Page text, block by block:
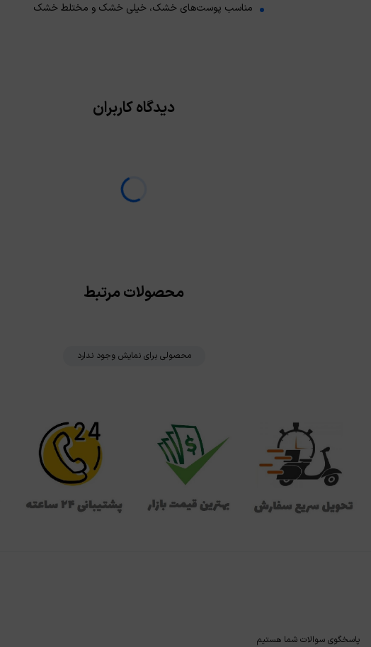
مناسب پوست‌های خشک، خیلی خشک و مختلط خشک
دیدگاه کاربران
محصولات مرتبط
محصولی برای نمایش وجود ندارد
پاسخگوی سوالات شما هستیم